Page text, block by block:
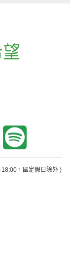
，國定假日除外 )